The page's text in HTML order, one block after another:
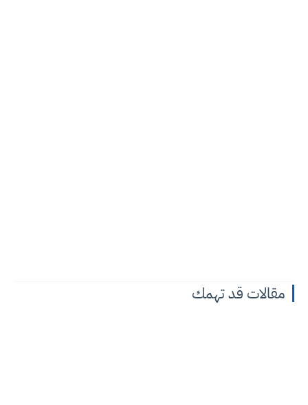
مقالات قد تهمك